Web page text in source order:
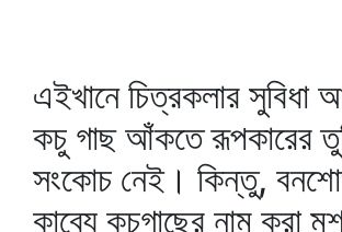
এইখানে চিত্রকলার সুবিধা
কচু গাছ আঁকতে রূপকারের
সংকোচ নেই। কিন্তু,
কাব্যে কচুগাছের নাম করা